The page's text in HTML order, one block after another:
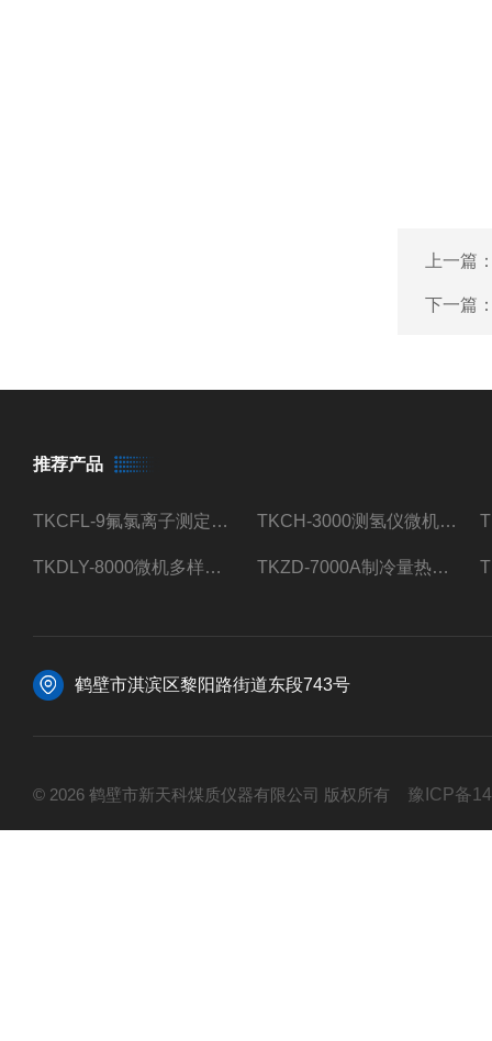
上一篇
下一篇
推荐产品
TKCFL-9氟氯离子测定仪自动煤质检测 TKCH-3000测氢仪微机氢元素测定煤质检测
TKDLY-8000微机多样测硫仪自动定硫仪化验室硫含量测定 TKZD-7000A制冷量热仪自动升降热值仪煤质检测
鹤壁市淇滨区黎阳路街道东段743号
© 2026 鹤壁市新天科煤质仪器有限公司 版权所有 豫ICP备